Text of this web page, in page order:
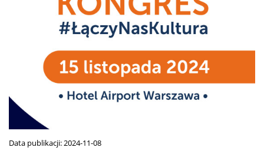
Data publikacji:2024-11-08